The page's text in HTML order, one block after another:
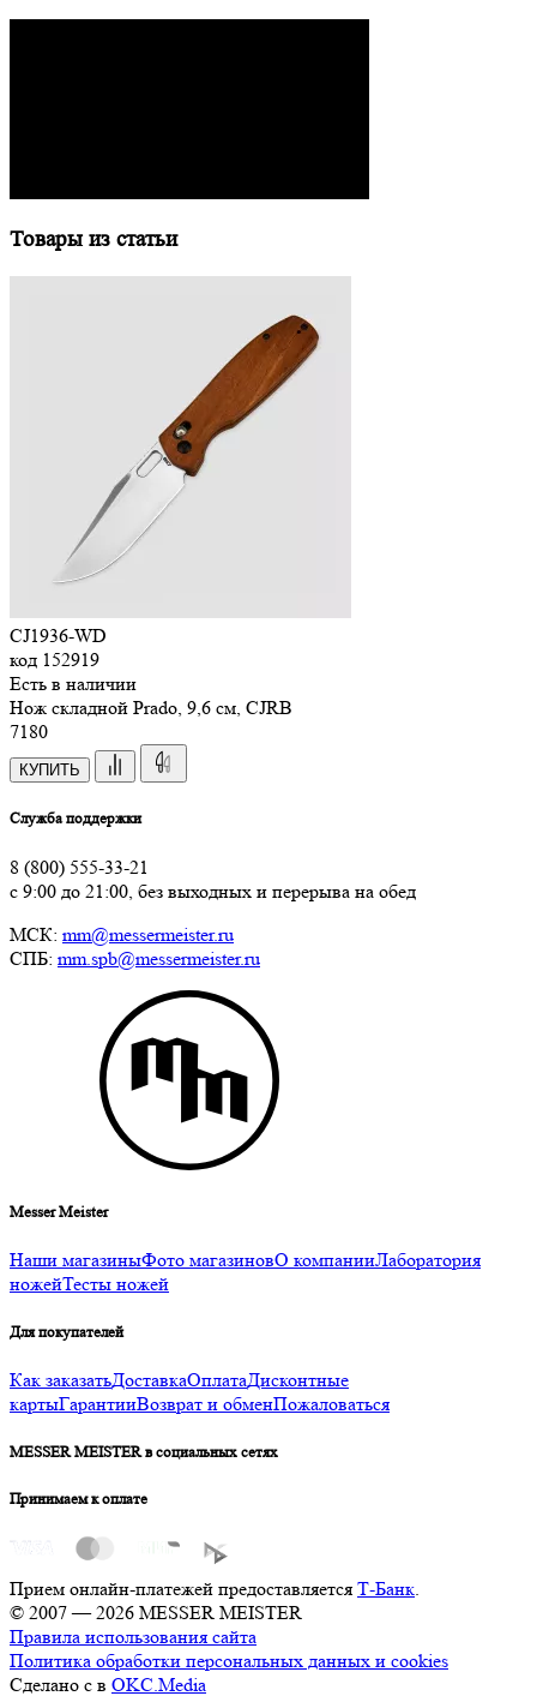
Товары из статьи
CJ1936-WD
код 152919
Есть в наличии
Нож складной Prado, 9,6 см, CJRB
7180
КУПИТЬ
Служба поддержки
8 (800) 555-33-21
с 9:00 до 21:00, без выходных и перерыва на обед
МСК: mm@messermeister.ru
СПБ: mm.spb@messermeister.ru
Messer Meister
Наши магазиныФото магазиновО компанииЛаборатория
ножейТесты ножей
Для покупателей
Как заказатьДоставкаОплатаДисконтные
картыГарантииВозврат и обменПожаловаться
MESSER MEISTER в социальных сетях
Принимаем к оплате
Прием онлайн-платежей предоставляется Т-Банк
© 2007 — 2026 MESSER MEISTER
Правила использования сайта
Политика обработки персональных данных и cookies
Сделано с в OKC.Media